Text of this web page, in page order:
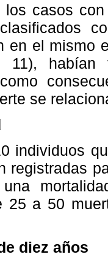
los casos
en el mismo
habían
se
individuos
registradas
una
25 a 50
diez años